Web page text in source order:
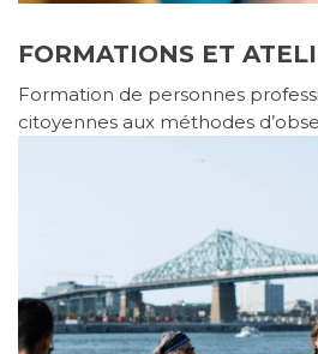
FORMATIONS ET
Formation de personnes
citoyennes aux méthodes